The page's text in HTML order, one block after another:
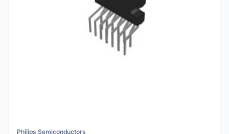
Philips Semiconductors